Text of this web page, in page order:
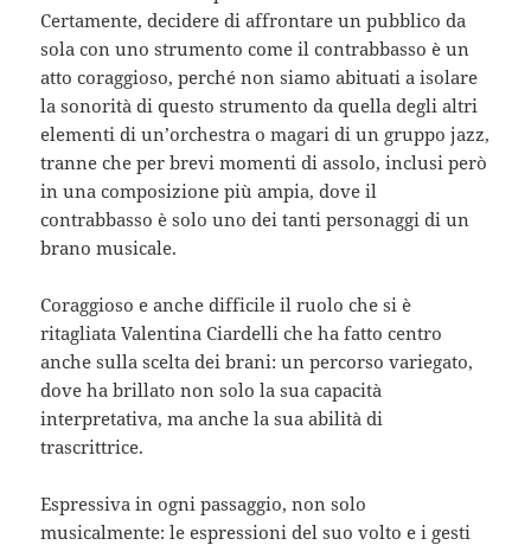
Certamente, decidere di affrontare un pubblico da
sola con uno strumento come il contrabbasso è un
atto coraggioso, perché non siamo abituati a isolare
la sonorità di questo strumento da quella degli altri
elementi di un’orchestra o magari di un gruppo jazz,
tranne che per brevi momenti di assolo, inclusi però
in una composizione più ampia, dove il
contrabbasso è solo uno dei tanti personaggi di un
brano musicale.
Coraggioso e anche difficile il ruolo che si è
ritagliata Valentina Ciardelli che ha fatto centro
anche sulla scelta dei brani: un percorso variegato,
dove ha brillato non solo la sua capacità
interpretativa, ma anche la sua abilità di
trascrittrice.
Espressiva in ogni passaggio, non solo
musicalmente: le espressioni del suo volto e i gesti